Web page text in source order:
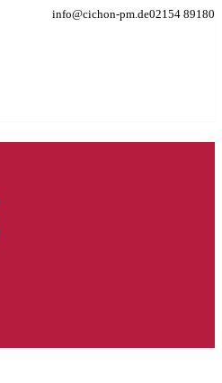
info@cichon-pm.de02154 89180